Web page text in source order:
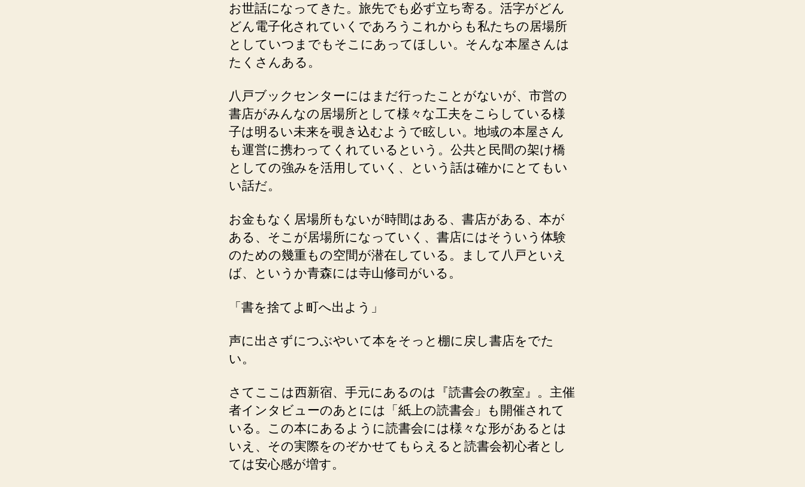
お世話になってきた。旅先でも必ず立ち寄る。活字がどん
どん電子化されていくであろうこれからも私たちの居場所
としていつまでもそこにあってほしい。そんな本屋さんは
たくさんある。
八戸ブックセンターにはまだ行ったことがないが、市営の
書店がみんなの居場所として様々な工夫をこらしている様
子は明るい未来を覗き込むようで眩しい。地域の本屋さん
も運営に携わってくれているという。公共と民間の架け橋
としての強みを活用していく、という話は確かにとてもい
い話だ。
お金もなく居場所もないが時間はある、書店がある、本が
ある、そこが居場所になっていく、書店にはそういう体験
のための幾重もの空間が潜在している。まして八戸といえ
ば、というか青森には寺山修司がいる。
「書を捨てよ町へ出よう」
声に出さずにつぶやいて本をそっと棚に戻し書店をでた
い。
さてここは西新宿、手元にあるのは『読書会の教室』。主催
者インタビューのあとには「紙上の読書会」も開催されて
いる。この本にあるように読書会には様々な形があるとは
いえ、その実際をのぞかせてもらえると読書会初心者とし
ては安心感が増す。